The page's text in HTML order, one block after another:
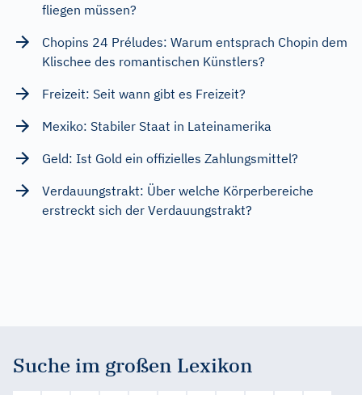
fliegen müssen?
Chopins 24 Préludes: Warum entsprach Chopin dem
Klischee des romantischen Künstlers?
Freizeit: Seit wann gibt es Freizeit?
Mexiko: Stabiler Staat in Lateinamerika
Geld: Ist Gold ein offizielles Zahlungsmittel?
Verdauungstrakt: Über welche Körperbereiche
erstreckt sich der Verdauungstrakt?
Suche im großen Lexikon